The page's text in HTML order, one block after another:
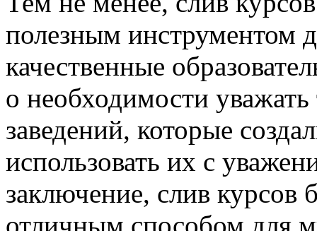
полезным инструментом
качественные
о необходимости
заведений, которые
использовать их с
заключение, слив курсов
отличным способом для